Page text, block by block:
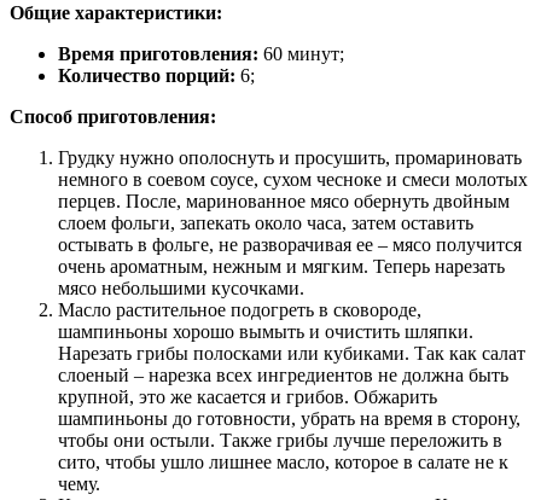
Общие характеристики:
Время приготовления: 60 минут;
Количество порций: 6;
Способ приготовления:
Грудку нужно ополоснуть и просушить, промариновать
немного в соевом соусе, сухом чесноке и смеси молотых
перцев. После, маринованное мясо обернуть двойным
слоем фольги, запекать около часа, затем оставить
остывать в фольге, не разворачивая ее – мясо получится
очень ароматным, нежным и мягким. Теперь нарезать
мясо небольшими кусочками.
Масло растительное подогреть в сковороде,
шампиньоны хорошо вымыть и очистить шляпки.
Нарезать грибы полосками или кубиками. Так как салат
слоеный – нарезка всех ингредиентов не должна быть
крупной, это же касается и грибов. Обжарить
шампиньоны до готовности, убрать на время в сторону,
чтобы они остыли. Также грибы лучше переложить в
сито, чтобы ушло лишнее масло, которое в салате не к
чему.